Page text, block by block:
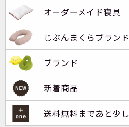
オーダーメイド寝具
じぶんまくらブランド
ブランド
新着商品
送料無料まであと少し